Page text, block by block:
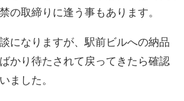
の取締りに逢う事もあります。
になりますが、駅前ビルへの納品
かり待たされて戻ってきたら確認
ました。